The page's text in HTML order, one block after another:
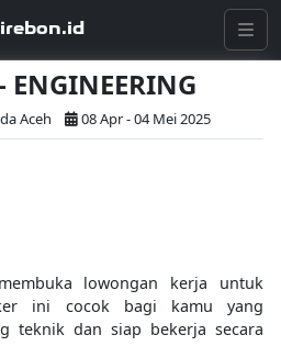
Aceh 08 Apr - 04 Mei 2025
lowongan kerja untuk
ini cocok bagi kamu yang
teknik dan siap bekerja secara